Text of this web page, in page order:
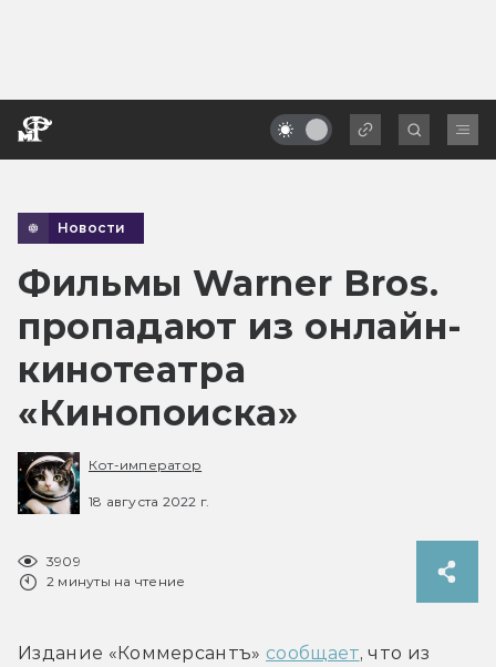
Новости
Фильмы Warner Bros.
пропадают из онлайн-
кинотеатра
«Кинопоиска»
Кот-император
18 августа 2022 г.
3909
2 минуты на чтение
Издание «Коммерсантъ» сообщает, что из